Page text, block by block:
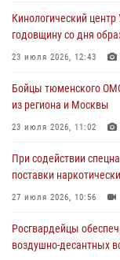
труженицу тыла из
04 августа 2026, 11:07
условиях в Тюменской
04 августа 2026, 06:28
Кинологический
годовщину со дня
23 июля 2026, 12:43
Бойцы тюменского
из региона и Москвы
23 июля 2026, 11:02
При содействии
поставки
27 июля 2026, 10:56
Росгвардейцы
воздушно-десантных